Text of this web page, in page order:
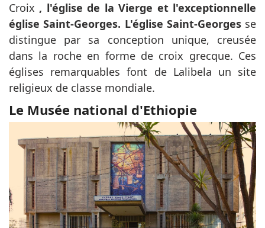
Croix , l'église de la Vierge et l'exceptionnelle
église Saint-Georges. L'église Saint-Georgesse
distingue par sa conception unique, creusée
dans la roche en forme de croix grecque. Ces
églises remarquables font de Lalibela un site
religieux de classe mondiale.
Le Musée national d'Ethiopie